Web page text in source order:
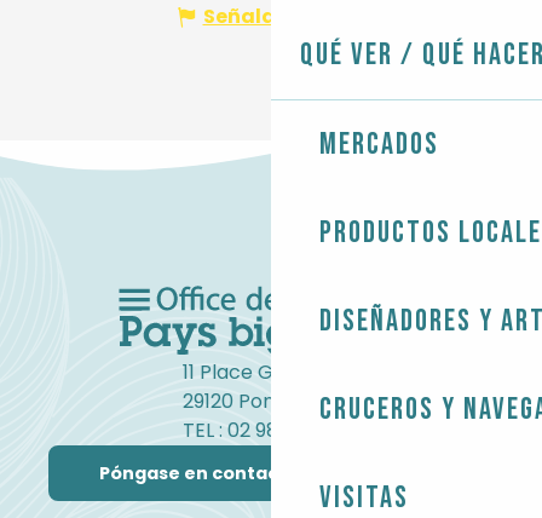
Qué ver / Qué
Mercados
Productos
Diseñadores y
Cruceros y
Visitas
Señalar un error
11 Place Gambetta
29120 Pont-l'Abbé
TEL : 02 98 82 37 99
Póngase en contacto con nosotros